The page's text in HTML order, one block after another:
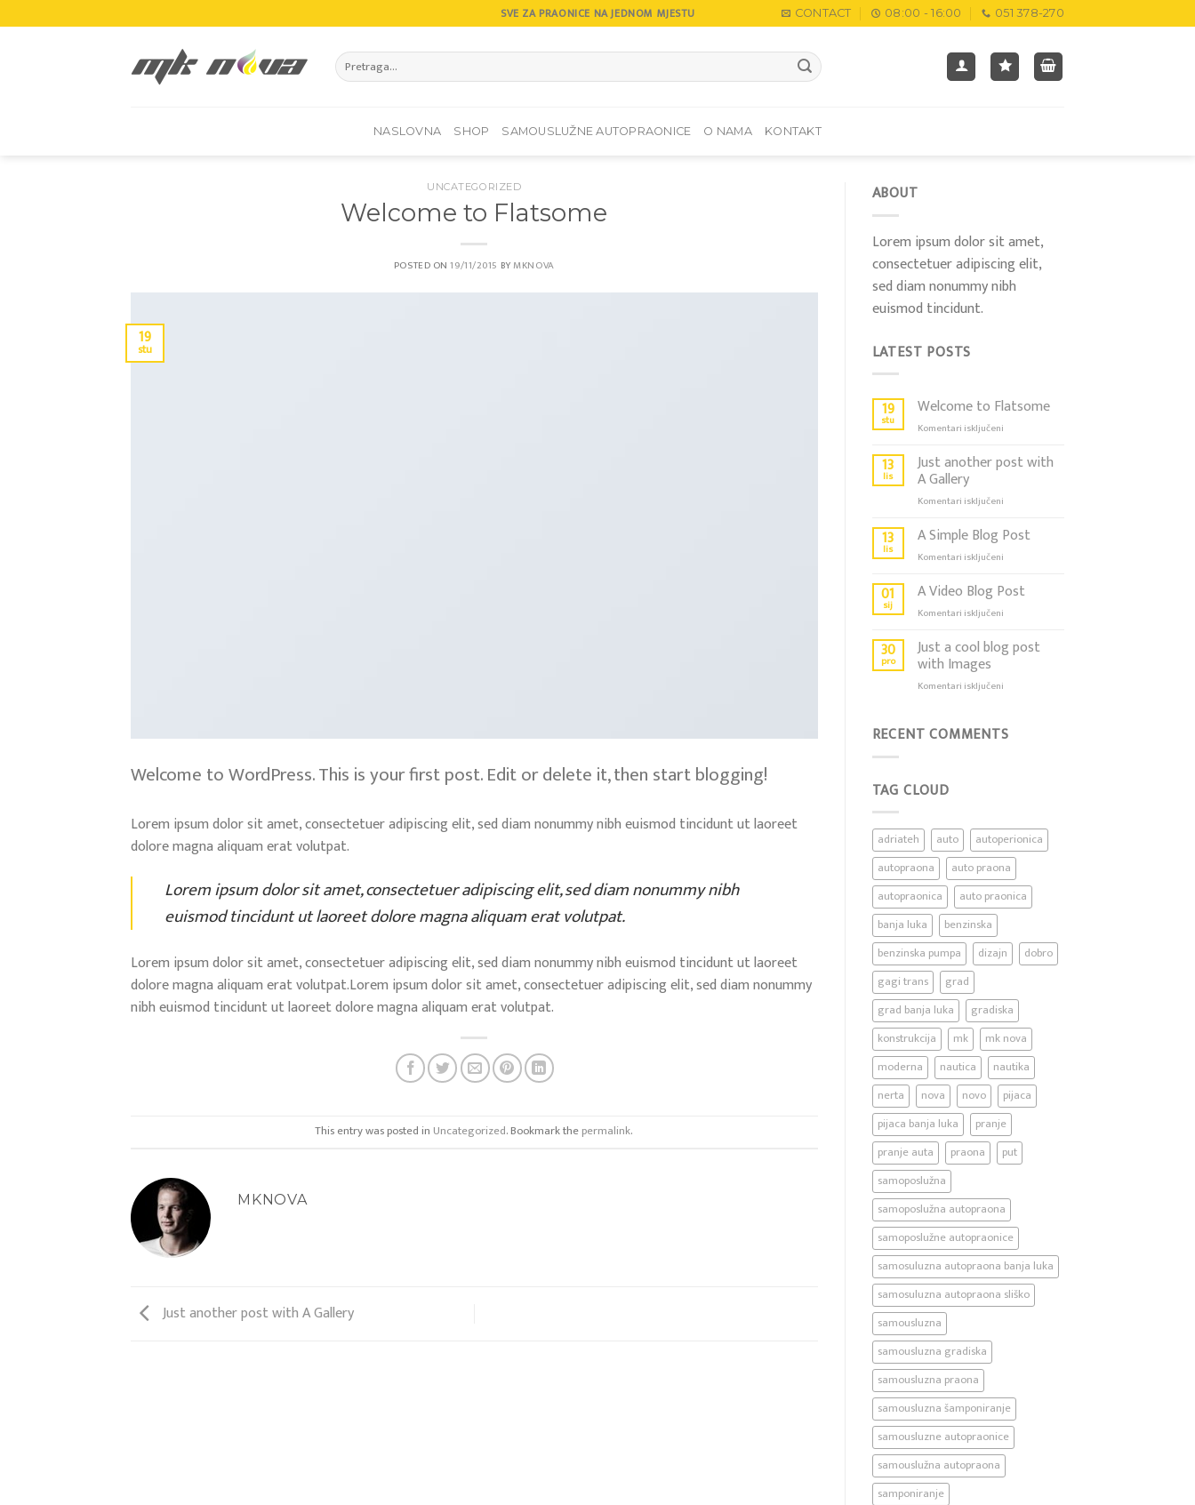
to
SVE ZA PRAONICE NA JEDNOM MJESTU CONTACT 08:00 - 16:00 051 378-270
Pretraži:
NASLOVNA SHOP SAMOUSLUŽNE AUTOPRAONICE O NAMA KONTAKT
UNCATEGORIZED
Welcome to Flatsome
POSTED ON19/11/2015 BY MKNOVA
19
stu
Welcome to WordPress. This is your first post. Edit or delete it, then start blogging!
Lorem ipsum dolor sit amet, consectetuer adipiscing elit, sed diam nonummy nibh euismod tincidunt ut laoreet
dolore magna aliquam erat volutpat.
Lorem ipsum dolor sit amet, consectetuer adipiscing elit, sed diam nonummy nibh
euismod tincidunt ut laoreet dolore magna aliquam erat volutpat.
Lorem ipsum dolor sit amet, consectetuer adipiscing elit, sed diam nonummy nibh euismod tincidunt ut laoreet
dolore magna aliquam erat volutpat.Lorem ipsum dolor sit amet, consectetuer adipiscing elit, sed diam nonummy
nibh euismod tincidunt ut laoreet dolore magna aliquam erat volutpat.
This entry was posted in Uncategorized. Bookmark thepermalink.
MKNOVA
Just another post with A Gallery
ABOUT
Lorem ipsum dolor sit amet,
consectetuer adipiscing elit,
sed diam nonummy nibh
euismod tincidunt.
LATEST POSTS
19
stu
Welcome to Flatsome
Komentari isključeniza
to
Flatsome
13
lis
Just another post with
A Gallery
Komentari isključeniza
another
post
with
Gallery
13
lis
A Simple Blog Post
Komentari isključeniza
Simple
Blog
Post
01
sij
A Video Blog Post
Komentari isključeniza
Video
Blog
30
pro
Just a cool blog post
with Images
Komentari isključeniza
cool
RECENT COMMENTS
TAG CLOUD
adriateh auto
autoperionica
autopraona
auto praona
autopraonica
auto praonica
banja luka
benzinska
benzinska pumpa
dizajn
dobro
gagi trans
grad
grad banja luka
gradiska
konstrukcija
mk
mk nova
moderna
nautica
nautika
nerta
nova novo
pijaca
pijaca banja luka
pranje
pranje auta
praona
put
samoposlužna
samoposlužna autopraona
samoposlužne autopraonice
samosuluzna autopraona banja luka
samosuluzna autopraona sliško
samousluzna
samousluzna gradiska
samousluzna praona
samousluzna šamponiranje
samousluzne autopraonice
samouslužna autopraona
samponiranje